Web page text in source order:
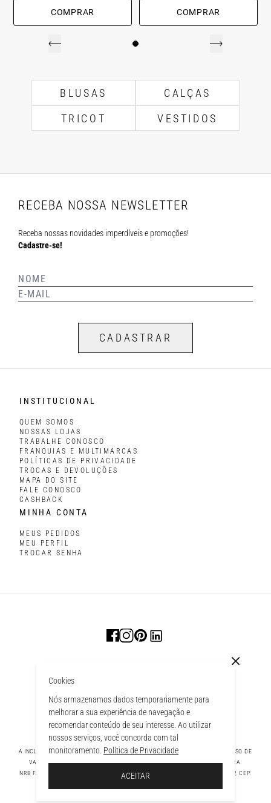
Cookies
Nós armazenamos dados temporariamente para
melhorar a sua experiência de navegação e
recomendar conteúdo de seu interesse. Ao utilizar
nossos serviços, você concorda com tal
monitoramento. Política de Privacidade
ACEITAR
COMPRAR COMPRAR
BLUSAS
CALÇAS
TRICOT
VESTIDOS
SACOLA
RECEBA NOSSA NEWSLETTER
Receba nossas novidades imperdíveis e promoções!
Cadastre-se!
CADASTRAR
INSTITUCIONAL
QUEM SOMOS
NOSSAS LOJAS
TRABALHE CONOSCO
FRANQUIAS E MULTIMARCAS
POLÍTICAS DE PRIVACIDADE
TROCAS E DEVOLUÇÕES
MAPA DO SITE
FALE CONOSCO
CASHBACK
MINHA CONTA
MEUS PEDIDOS
MEU PERFIL
TROCAR SENHA
A INCLUSÃO DE UM PRODUTO NA SACOLA NÃO GARANTE SEU PREÇO. EM CASO DE
VARIAÇÃO, PREVALECERÁ O PREÇO VIGENTE NA FINALIZAÇÃO DA COMPRA.
NRB FASHION COMPANY LTDA - AV. TAMBORE, 1043 - TAMBORÉ BARUERI - SP, CEP: